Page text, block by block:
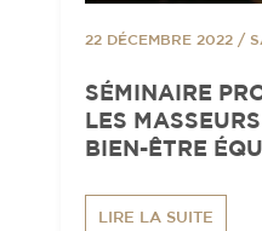
22 DÉCEMBRE 2022 /
SÉMINAIRE
LES
BIEN-ÊTRE
LIRE LA SUITE